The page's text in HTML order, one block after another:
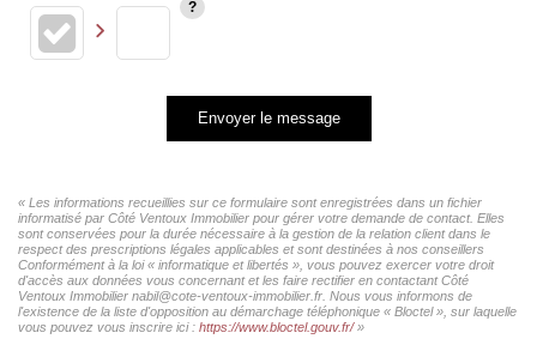
Envoyer le message
« Les informations recueillies sur ce formulaire sont enregistrées dans un fichier
informatisé par Côté Ventoux Immobilier pour gérer votre demande de contact. Elles
sont conservées pour la durée nécessaire à la gestion de la relation client dans le
respect des prescriptions légales applicables et sont destinées à nos conseillers
Conformément à la loi « informatique et libertés », vous pouvez exercer votre droit
d'accès aux données vous concernant et les faire rectifier en contactant Côté
Ventoux Immobilier nabil@cote-ventoux-immobilier.fr. Nous vous informons de
l'existence de la liste d'opposition au démarchage téléphonique « Bloctel », sur laquelle
vous pouvez vous inscrire ici : https://www.bloctel.gouv.fr/»